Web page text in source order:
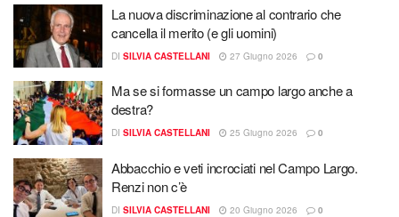
La nuova discriminazione al contrario che
cancella il merito (e gli uomini)
DI SILVIA CASTELLANI 27 Giugno 2026 0
Ma se si formasse un campo largo anche a
destra? ​
DI SILVIA CASTELLANI 25 Giugno 2026 0
Abbacchio e veti incrociati nel Campo Largo.
Renzi non c’è
DI SILVIA CASTELLANI 20 Giugno 2026 0